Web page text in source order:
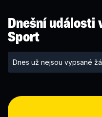
Dnešní události
Sport
Dnes už nejsou vypsané